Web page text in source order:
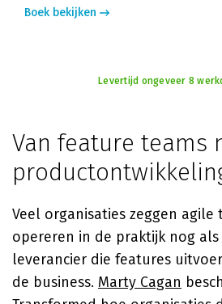
Boek bekijken
Levertijd ongeveer 8
Van feature teams
Veel organisaties zeggen agile
opereren in de praktijk nog als
leverancier die features
de business. Marty Cagan